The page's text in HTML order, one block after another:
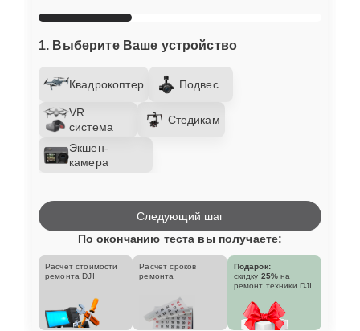
1. Выберите Ваше устройство
Квадрокоптер Подвес
VR
система
Стедикам
Экшен-
камера
Следующий шаг
По окончанию теста вы получаете:
Расчет стоимости
ремонта DJI
Расчет сроков
ремонта
Подарок:
скидку 25% на
ремонт техники DJI